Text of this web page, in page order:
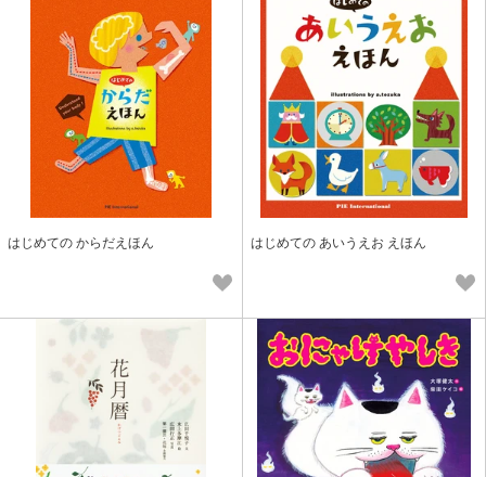
はじめての からだえほん はじめての あいうえお えほん